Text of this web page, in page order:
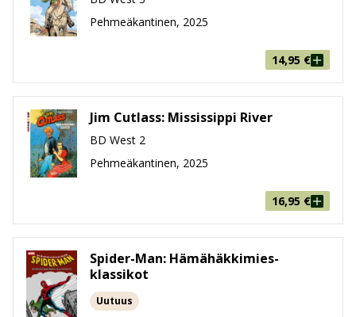
Pehmeäkantinen, 2025
14,95 €
Jim Cutlass: Mississippi River
BD West 2
Pehmeäkantinen, 2025
16,95 €
Spider-Man: Hämähäkkimies-
klassikot
Uutuus